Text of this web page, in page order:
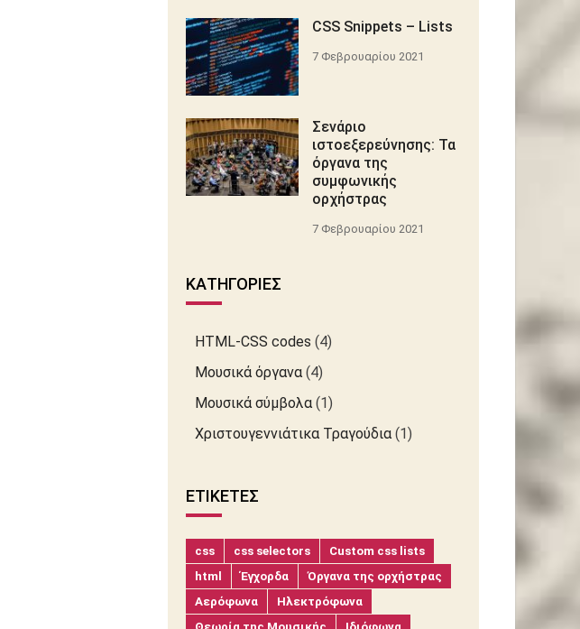
CSS Snippets – Lists
7 Φεβρουαρίου 2021
Σενάριο
ιστοεξερεύνησης: Τα
όργανα της
συμφωνικής
ορχήστρας
7 Φεβρουαρίου 2021
KΑΤΗΓΟΡΊΕΣ
HTML-CSS codes (4)
Μουσικά όργανα (4)
Μουσικά σύμβολα (1)
Χριστουγεννιάτικα Τραγούδια (1)
ΕΤΙΚΈΤΕΣ
css css selectors
Custom css lists
html
Έγχορδα
Όργανα της ορχήστρας
Αερόφωνα
Ηλεκτρόφωνα